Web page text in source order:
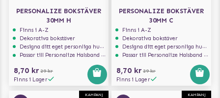
PERSONALIZE BOKSTÄVER
30MM H
Finns i A-Z
Dekorativa bokstäver
Designa ditt eget personliga hundhalsband
Passar till Personalize Halsband 30mm
8,70 kr 29 kr
Finns i Lager
PERSONALIZE BOKSTÄVER
30MM C
Finns i A-Z
Dekorativa bokstäver
Designa ditt eget personliga hundhalsband
Passar till Personalize Halsband 30mm
8,70 kr 29 kr
Finns i Lager
KAMPANJ
KAMPANJ